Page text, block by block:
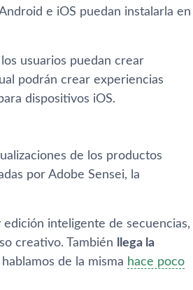
e iOS puedan instalarla en
usuarios puedan crear
podrán crear experiencias
dispositivos iOS.
de los productos
por Adobe Sensei, la
edición inteligente de secuencias,
creativo. También
llega la
de la misma hace poco